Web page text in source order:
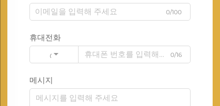
0/100
휴대전화
Code
0/16
메시지